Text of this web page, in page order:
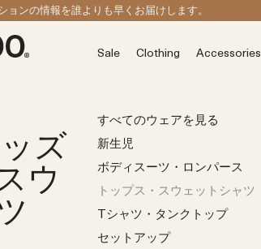
ョンの情報を誰よりも早くお届けします。
Sale Clothing Accessories
ズ
ウ
すべてのウェアを見る
新生児
ボディスーツ・ロンパース
トップス・スウェットシャツ
Tシャツ・タンクトップ
セットアップ